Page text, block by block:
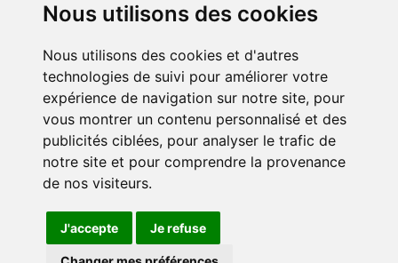
Nous utilisons des cookies
Nous utilisons des cookies et d'autres
technologies de suivi pour améliorer votre
expérience de navigation sur notre site, pour
vous montrer un contenu personnalisé et des
publicités ciblées, pour analyser le trafic de
notre site et pour comprendre la provenance
de nos visiteurs.
J'accepte Je refuse
Terms of Use| Privacy|Cookies Policy (Mes préférences)
À propos
Mentions légales
Contact Us
Follow us on
Watch us on